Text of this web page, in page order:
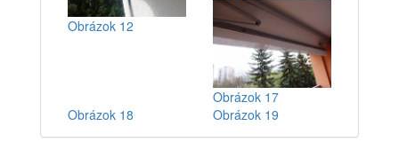
Obrázok 12
Obrázok 17
Obrázok 18
Obrázok 19